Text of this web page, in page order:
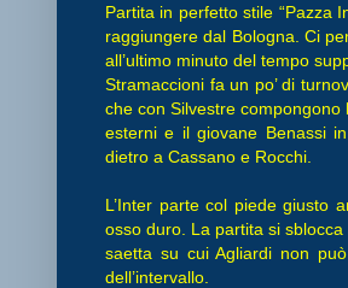
Partita in perfetto stile “Pazza
raggiungere dal Bologna. Ci
all’ultimo minuto del tempo
Stramaccioni fa un po’ di
che con Silvestre
esterni e il giovane Benassi
dietro a Cassano e Rocchi.
L’Inter parte col piede giusto
osso duro. La partita si
saetta su cui Agliardi non
dell’intervallo.